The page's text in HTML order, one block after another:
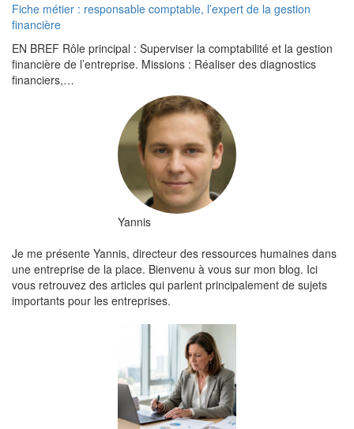
Fiche métier : responsable comptable, l’expert de la gestion
financière
EN BREF Rôle principal : Superviser la comptabilité et la gestion
financière de l’entreprise. Missions : Réaliser des diagnostics
financiers,…
Yannis
Je me présente Yannis, directeur des ressources humaines dans
une entreprise de la place. Bienvenu à vous sur mon blog. Ici
vous retrouvez des articles qui parlent principalement de sujets
importants pour les entreprises.